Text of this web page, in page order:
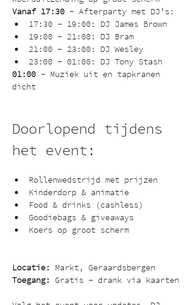
Vanaf 17:30 – Afterparty met DJ’s:
17:30 – 19:00: DJ James Brown
19:00 – 21:00: DJ Bram
21:00 – 23:00: DJ Wesley
23:00 – 01:00: DJ Tony Stash
01:00 – Muziek uit en tapkranen
dicht
Doorlopend tijdens
het event:
Rollenwedstrijd met prijzen
Kinderdorp & animatie
Food & drinks (cashless)
Goodiebags & giveaways
Koers op groot scherm
Locatie:
Markt, Geraardsbergen
Toegang: Gratis – drank via kaarten